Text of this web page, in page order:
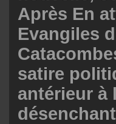
Après En
Evangiles
satire
antérieur à